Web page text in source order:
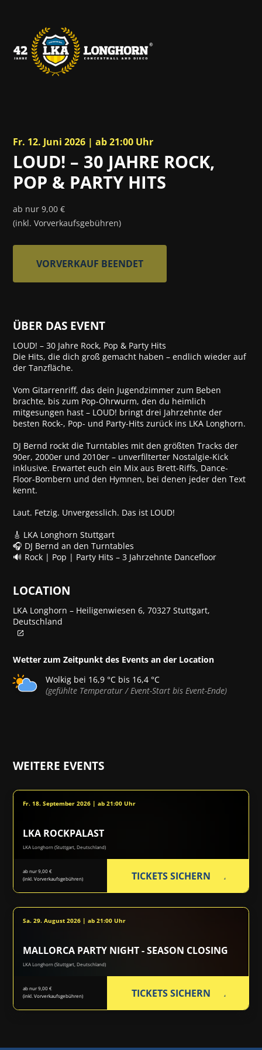
Fr. 12. Juni 2026 | ab 21:00 Uhr
LOUD! – 30 JAHRE ROCK,
POP & PARTY HITS
ab nur 9,00 €
(inkl. Vorverkaufsgebühren)
VORVERKAUF BEENDET
ÜBER DAS EVENT
LOUD! – 30 Jahre Rock, Pop & Party Hits
Die Hits, die dich groß gemacht haben – endlich wieder auf
der Tanzfläche.
Vom Gitarrenriff, das dein Jugendzimmer zum Beben
brachte, bis zum Pop-Ohrwurm, den du heimlich
mitgesungen hast – LOUD! bringt drei Jahrzehnte der
besten Rock-, Pop- und Party-Hits zurück ins LKA Longhorn.
DJ Bernd rockt die Turntables mit den größten Tracks der
90er, 2000er und 2010er – unverfilterter Nostalgie-Kick
inklusive. Erwartet euch ein Mix aus Brett-Riffs, Dance-
Floor-Bombern und den Hymnen, bei denen jeder den Text
kennt.
Laut. Fetzig. Unvergesslich. Das ist LOUD!
🎸 LKA Longhorn Stuttgart
🎧 DJ Bernd an den Turntables
🔊 Rock | Pop | Party Hits – 3 Jahrzehnte Dancefloor
LOCATION
LKA Longhorn – Heiligenwiesen 6, 70327 Stuttgart,
Deutschland
Wetter zum Zeitpunkt des Events an der Location
Wolkig bei 16,9 °C bis 16,4 °C
(gefühlte Temperatur / Event-Start bis Event-Ende)
WEITERE EVENTS
Fr. 18. September 2026 | ab 21:00 Uhr
LKA ROCKPALAST
LKA Longhorn (Stuttgart, Deutschland)
ab nur 9,00 €
(inkl. Vorverkaufsgebühren)
TICKETS SICHERN
Sa. 29. August 2026 | ab 21:00 Uhr
MALLORCA PARTY NIGHT - SEASON CLOSING
LKA Longhorn (Stuttgart, Deutschland)
ab nur 9,00 €
(inkl. Vorverkaufsgebühren)
TICKETS SICHERN